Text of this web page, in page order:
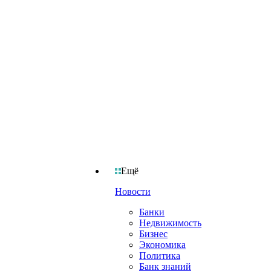
Ещё
Новости
Банки
Недвижимость
Бизнес
Экономика
Политика
Банк знаний